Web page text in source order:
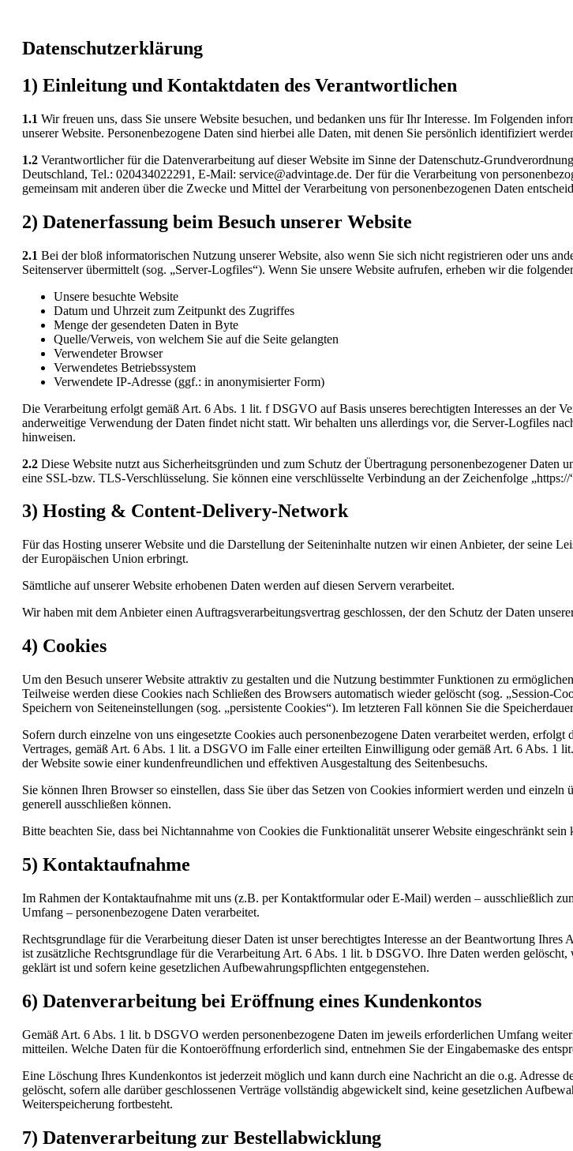
Datenschutzerklärung
1) Einleitung und Kontaktdaten des Verantwortlichen
1.1 Wir freuen uns, dass Sie unsere Website besuchen, und bedanken uns für Ihr Interesse. Im Folgenden
unserer Website. Personenbezogene Daten sind hierbei alle Daten, mit denen Sie persönlich identifiziert
1.2 Verantwortlicher für die Datenverarbeitung auf dieser Website im Sinne der Datenschutz-
Deutschland, Tel.: 020434022291, E-Mail: service@advintage.de. Der für die Verarbeitung von
gemeinsam mit anderen über die Zwecke und Mittel der Verarbeitung von personenbezogenen Daten
2) Datenerfassung beim Besuch unserer Website
2.1 Bei der bloß informatorischen Nutzung unserer Website, also wenn Sie sich nicht registrieren oder uns
Seitenserver übermittelt (sog. „Server-Logfiles“). Wenn Sie unsere Website aufrufen, erheben wir die
Unsere besuchte Website
Datum und Uhrzeit zum Zeitpunkt des Zugriffes
Menge der gesendeten Daten in Byte
Quelle/Verweis, von welchem Sie auf die Seite gelangten
Verwendeter Browser
Verwendetes Betriebssystem
Verwendete IP-Adresse (ggf.: in anonymisierter Form)
Die Verarbeitung erfolgt gemäß Art. 6 Abs. 1 lit. f DSGVO auf Basis unseres berechtigten Interesses an der
anderweitige Verwendung der Daten findet nicht statt. Wir behalten uns allerdings vor, die Server-Logfiles
hinweisen.
2.2 Diese Website nutzt aus Sicherheitsgründen und zum Schutz der Übertragung personenbezogener
eine SSL-bzw. TLS-Verschlüsselung. Sie können eine verschlüsselte Verbindung an der Zeichenfolge
3) Hosting & Content-Delivery-Network
Für das Hosting unserer Website und die Darstellung der Seiteninhalte nutzen wir einen Anbieter, der seine
der Europäischen Union erbringt.
Sämtliche auf unserer Website erhobenen Daten werden auf diesen Servern verarbeitet.
Wir haben mit dem Anbieter einen Auftragsverarbeitungsvertrag geschlossen, der den Schutz der Daten
4) Cookies
Um den Besuch unserer Website attraktiv zu gestalten und die Nutzung bestimmter Funktionen zu
Teilweise werden diese Cookies nach Schließen des Browsers automatisch wieder gelöscht (sog. „Session-
Speichern von Seiteneinstellungen (sog. „persistente Cookies“). Im letzteren Fall können Sie die
Sofern durch einzelne von uns eingesetzte Cookies auch personenbezogene Daten verarbeitet werden,
Vertrages, gemäß Art. 6 Abs. 1 lit. a DSGVO im Falle einer erteilten Einwilligung oder gemäß Art. 6 Abs. 1
der Website sowie einer kundenfreundlichen und effektiven Ausgestaltung des Seitenbesuchs.
Sie können Ihren Browser so einstellen, dass Sie über das Setzen von Cookies informiert werden und
generell ausschließen können.
Bitte beachten Sie, dass bei Nichtannahme von Cookies die Funktionalität unserer Website eingeschränkt sein
5) Kontaktaufnahme
Im Rahmen der Kontaktaufnahme mit uns (z.B. per Kontaktformular oder E-Mail) werden – ausschließlich
Umfang – personenbezogene Daten verarbeitet.
Rechtsgrundlage für die Verarbeitung dieser Daten ist unser berechtigtes Interesse an der Beantwortung
ist zusätzliche Rechtsgrundlage für die Verarbeitung Art. 6 Abs. 1 lit. b DSGVO. Ihre Daten werden gelöscht,
geklärt ist und sofern keine gesetzlichen Aufbewahrungspflichten entgegenstehen.
6) Datenverarbeitung bei Eröffnung eines Kundenkontos
Gemäß Art. 6 Abs. 1 lit. b DSGVO werden personenbezogene Daten im jeweils erforderlichen Umfang
mitteilen. Welche Daten für die Kontoeröffnung erforderlich sind, entnehmen Sie der Eingabemaske des
Eine Löschung Ihres Kundenkontos ist jederzeit möglich und kann durch eine Nachricht an die o.g. Adresse
gelöscht, sofern alle darüber geschlossenen Verträge vollständig abgewickelt sind, keine gesetzlichen
Weiterspeicherung fortbesteht.
7) Datenverarbeitung zur Bestellabwicklung